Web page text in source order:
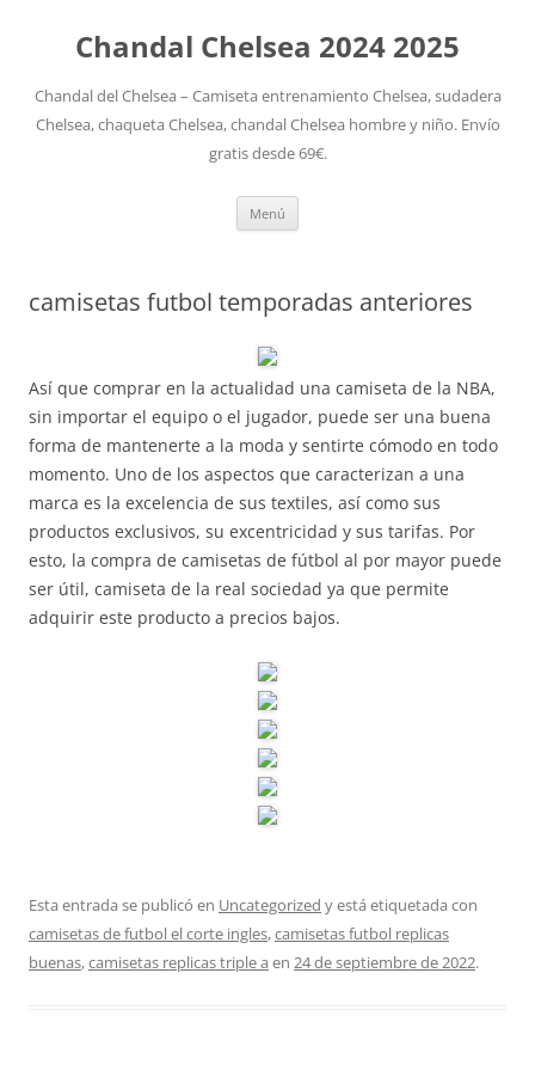
Chandal Chelsea 2024 2025
Chandal del Chelsea – Camiseta entrenamiento Chelsea, sudadera
Chelsea, chaqueta Chelsea, chandal Chelsea hombre y niño. Envío
gratis desde 69€.
Menú
camisetas futbol temporadas anteriores
Así que comprar en la actualidad una camiseta de la NBA,
sin importar el equipo o el jugador, puede ser una buena
forma de mantenerte a la moda y sentirte cómodo en todo
momento. Uno de los aspectos que caracterizan a una
marca es la excelencia de sus textiles, así como sus
productos exclusivos, su excentricidad y sus tarifas. Por
esto, la compra de camisetas de fútbol al por mayor puede
ser útil, camiseta de la real sociedad ya que permite
adquirir este producto a precios bajos.
Esta entrada se publicó en Uncategorized y está etiquetada con
camisetas de futbol el corte ingles,camisetas futbol replicas
buenas,camisetas replicas triple a en 24 de septiembre de 2022.